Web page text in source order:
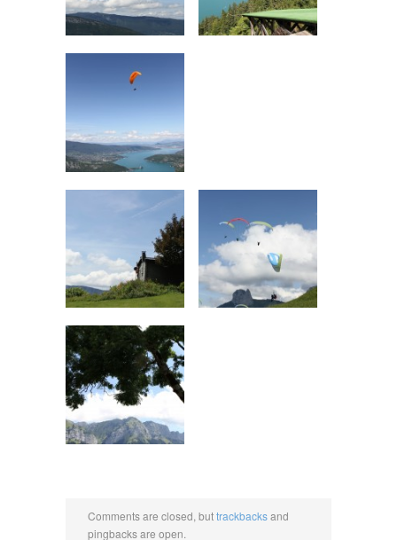
Comments are closed, buttrackbacksand
pingbacks are open.